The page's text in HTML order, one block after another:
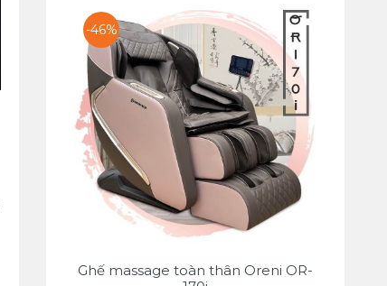
-46%
Ghế massage toàn thân Oreni OR-